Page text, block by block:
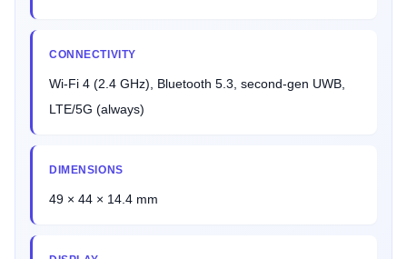
CONNECTIVITY
Wi-Fi 4 (2.4 GHz), Bluetooth 5.3, second-gen UWB,
LTE/5G (always)
DIMENSIONS
49 × 44 × 14.4 mm